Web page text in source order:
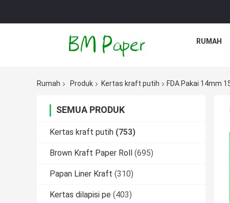
RUMAH
Rumah Produk Kertas kraft putih FDA Pakai 14mm
SEMUA PRODUK
Kertas kraft putih (753)
Brown Kraft Paper Roll (695)
Papan Liner Kraft (310)
Kertas dilapisi pe (403)